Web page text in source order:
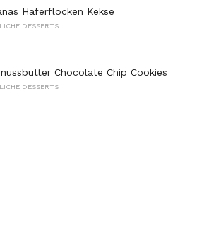
Haferflocken Kekse
DESSERTS
Chocolate Chip Cookies
DESSERTS